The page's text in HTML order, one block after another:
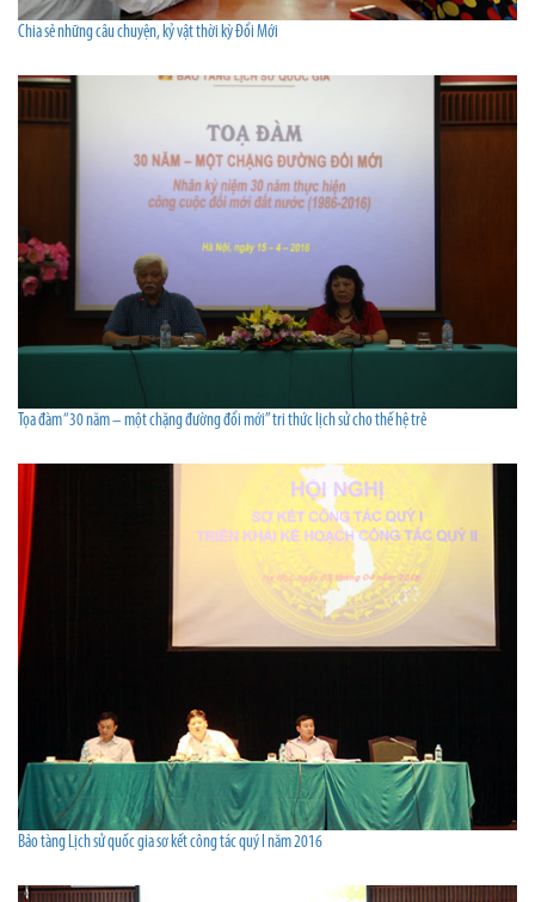
Chia sẻ những câu chuyện, kỷ vật thời kỳ Đổi Mới
Tọa đàm “30 năm – một chặng đường đổi mới” tri thức lịch sử cho thế hệ trẻ
Bảo tàng Lịch sử quốc gia sơ kết công tác quý I năm 2016